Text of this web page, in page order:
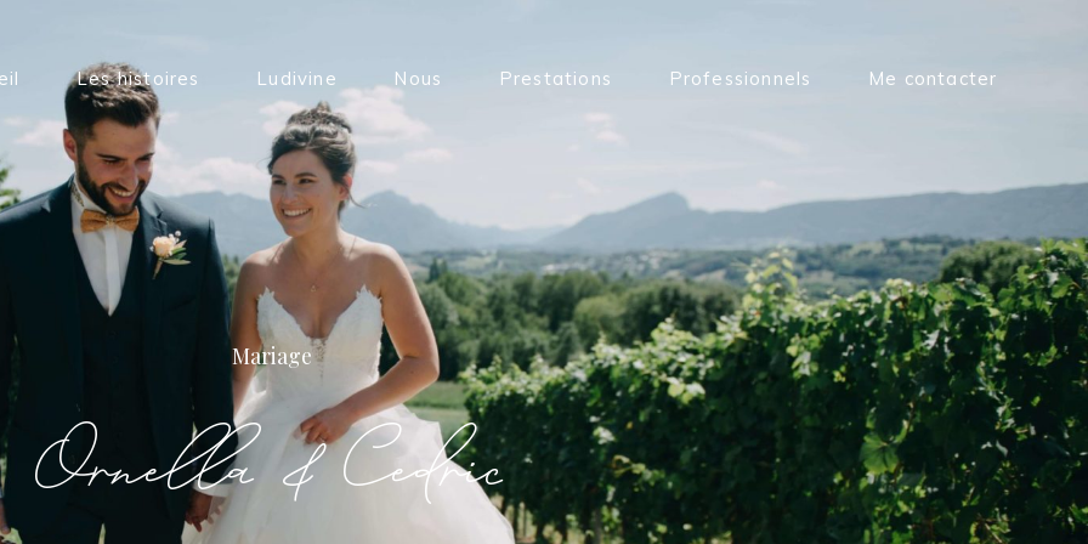
Les histoires Ludivine Nous Prestations Professionnels Me contacter
Mariage
Ornella & Cedric